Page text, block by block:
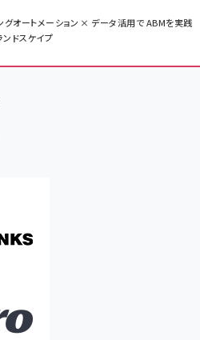
グオートメーション × データ活用で ABMを実践
ドスケイプ